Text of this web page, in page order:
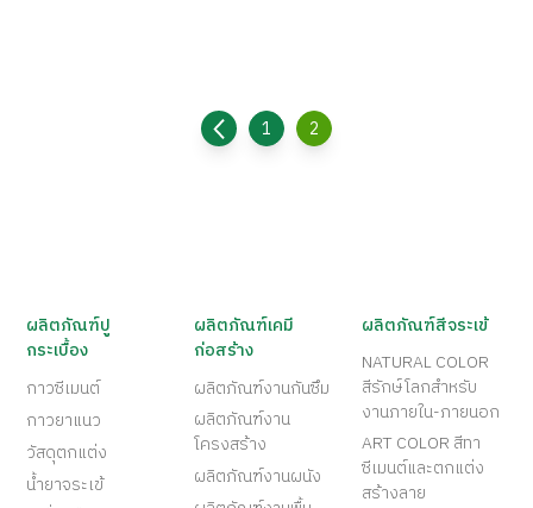
1 2
ผลิตภัณฑ์ปู
กระเบื้อง
กาวซีเมนต์
กาวยาแนว
วัสดุตกแต่ง
น้ำยาจระเข้
ผลิตภัณฑ์เคมี
ก่อสร้าง
ผลิตภัณฑ์งานกันซึม
ผลิตภัณฑ์งาน
โครงสร้าง
ผลิตภัณฑ์งานผนัง
ผลิตภัณฑ์สีจระเข้
NATURAL COLOR
สีรักษ์โลกสำหรับ
งานภายใน-ภายนอก
ART COLOR สีทา
ซีเมนต์และตกแต่ง
สร้างลาย